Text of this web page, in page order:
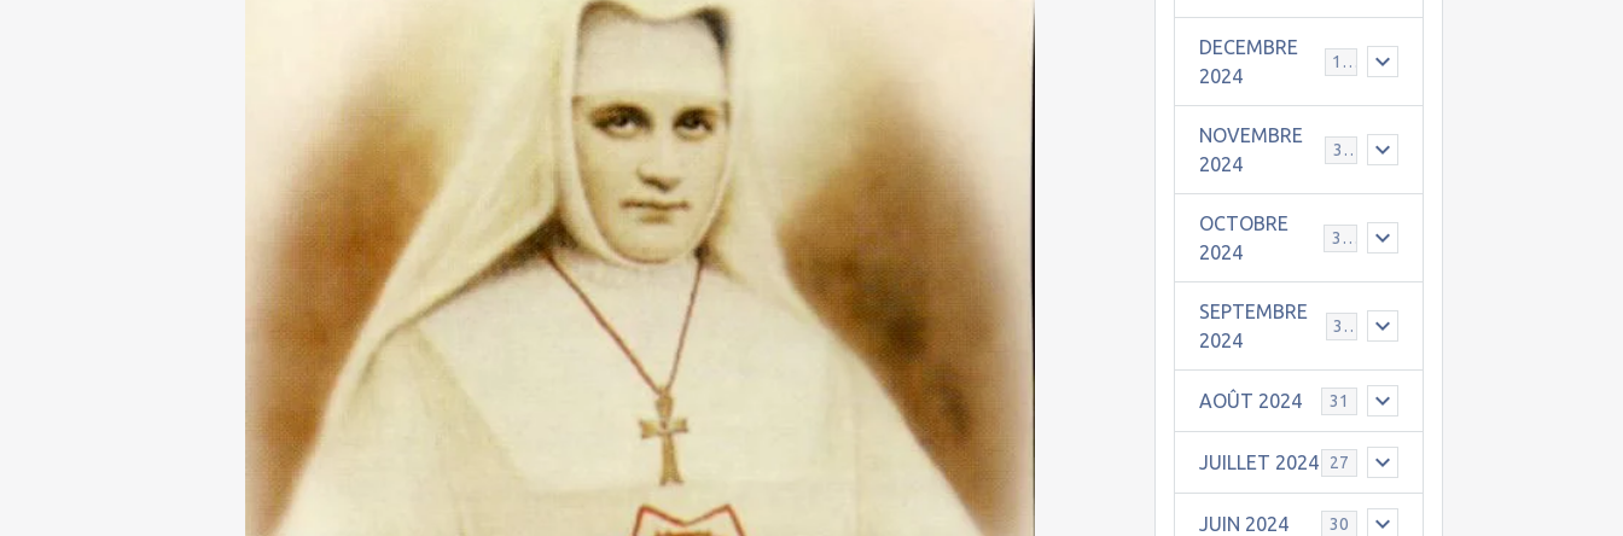
DECEMBRE
2024
19
NOVEMBRE
2024
30
OCTOBRE
2024
31
SEPTEMBRE
2024
30
AOÛT 2024 31
JUILLET 2024 27
JUIN 2024 30